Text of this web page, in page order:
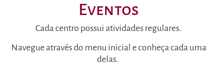
Eventos
Cada centro possui atividades regulares.
Navegue através do menu inicial e conheça cada uma
delas.